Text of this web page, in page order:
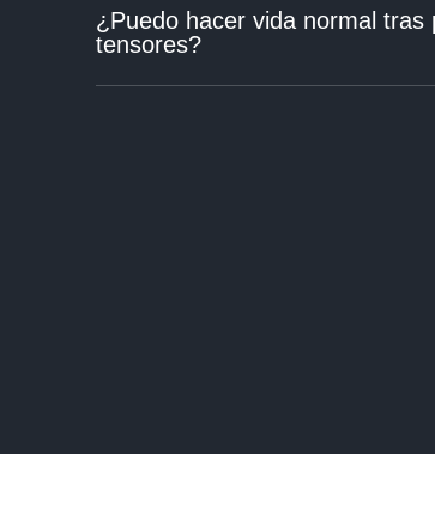
¿Puedo hacer vida normal tras
tensores?